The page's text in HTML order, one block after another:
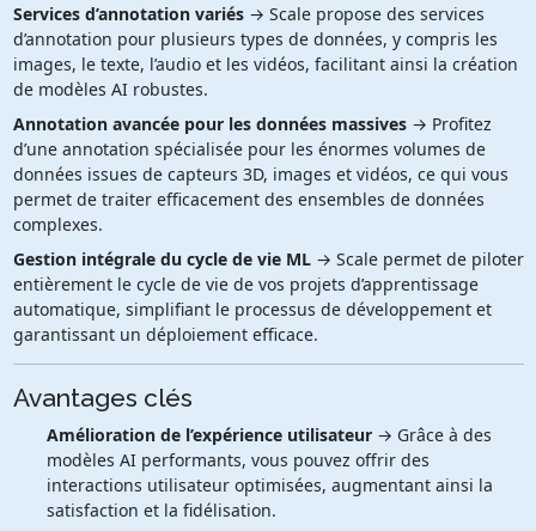
Services d’annotation variés→ Scale propose des services
d’annotation pour plusieurs types de données, y compris les
images, le texte, l’audio et les vidéos, facilitant ainsi la création
de modèles AI robustes.
Annotation avancée pour les données massives→ Profitez
d’une annotation spécialisée pour les énormes volumes de
données issues de capteurs 3D, images et vidéos, ce qui vous
permet de traiter efficacement des ensembles de données
complexes.
Gestion intégrale du cycle de vie ML→ Scale permet de piloter
entièrement le cycle de vie de vos projets d’apprentissage
automatique, simplifiant le processus de développement et
garantissant un déploiement efficace.
Avantages clés
Amélioration de l’expérience utilisateur→ Grâce à des
modèles AI performants, vous pouvez offrir des
interactions utilisateur optimisées, augmentant ainsi la
satisfaction et la fidélisation.